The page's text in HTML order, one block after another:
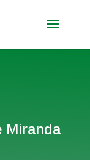
Miranda